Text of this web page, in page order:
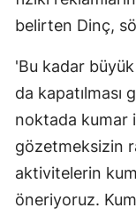
belirten Dinç,
'Bu kadar
da kapatılması
noktada kumar
gözetmeksizin
aktivitelerin
öneriyoruz.